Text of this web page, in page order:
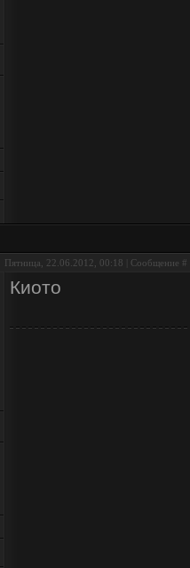
Пятница, 22.06.2012, 00:18 | Сообщение #
Киото